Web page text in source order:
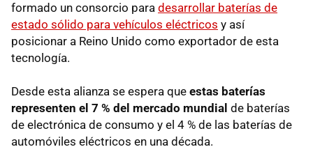
formado un consorcio para desarrollar baterías de
estado sólido para vehículos eléctricos y así
posicionar a Reino Unido como exportador de esta
tecnología.
Desde esta alianza se espera que estas baterías
representen el 7 % del mercado mundial de baterías
de electrónica de consumo y el 4 % de las baterías de
automóviles eléctricos en una década.